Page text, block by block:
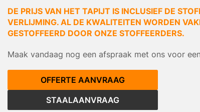
DE PRIJS VAN HET TAPIJT IS INCLUSIEF DE
VERLIJMING. AL DE KWALITEITEN WORDEN
GESTOFFEERD DOOR ONZE STOFFEERDERS.
Maak vandaag nog een afspraak met ons voor
OFFERTE AANVRAAG
STAALAANVRAAG